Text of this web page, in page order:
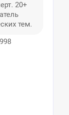
20+
тем.
998